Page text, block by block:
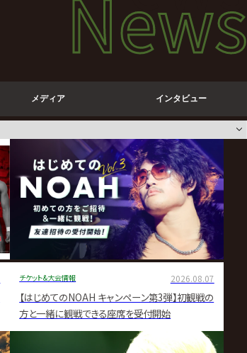
ニュース
News
メディア インタビュー
チケット&大会情報 2026.08.07
【はじめてのNOAH キャンペーン第3弾】初観戦の
方と一緒に観戦できる座席を受付開始